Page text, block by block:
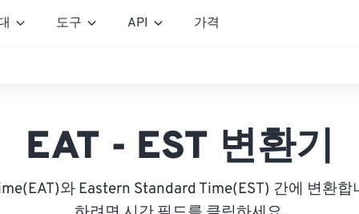
도구 API 가격
EAT - EST 변환기
와 Eastern Standard Time(EST) 간에 변환합